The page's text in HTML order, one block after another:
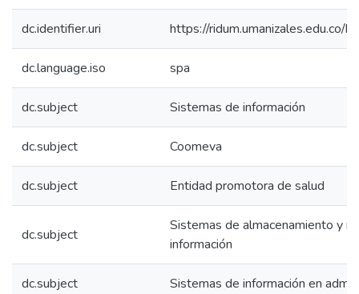
dc.identifier.uri https://
dc.language.iso spa
dc.subject Sistemas de información
dc.subject Coomeva
dc.subject Entidad promotora de salud
dc.subject
Sistemas de almacenamiento y
información
dc.subject Sistemas de información en